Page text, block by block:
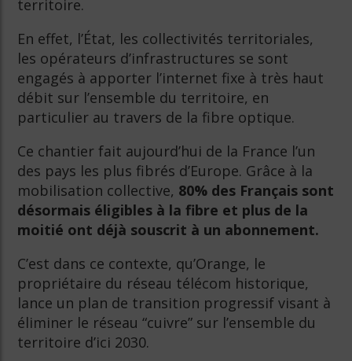
territoire.
En effet, l’État, les collectivités territoriales,
les opérateurs d’infrastructures se sont
engagés à apporter l’internet fixe à très haut
débit sur l’ensemble du territoire, en
particulier au travers de la fibre optique.
Ce chantier fait aujourd’hui de la France l’un
des pays les plus fibrés d’Europe. Grâce à la
mobilisation collective, 80% des Français sont
désormais éligibles à la fibre et plus de la
moitié ont déjà souscrit à un abonnement.
C’est dans ce contexte, qu’Orange, le
propriétaire du réseau télécom historique,
lance un plan de transition progressif visant à
éliminer le réseau “cuivre” sur l’ensemble du
territoire d’ici 2030.